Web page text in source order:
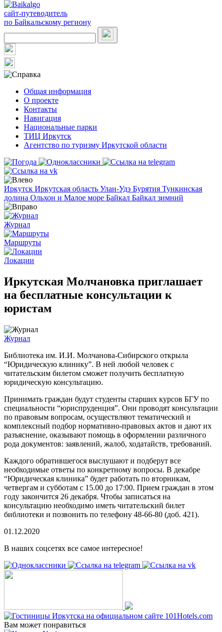
сайт-путеводитель
по Байкальскому региону
Общая информация
О проекте
Контакты
Навигация
Национальные парки
ТИЦ Иркутск
Агентство по туризму Иркутской области
Иркутск Иркутская область Улан-Удэ Бурятия Тункинская
долина Ольхон и Малое море Байкал Байкал зимний
Журнал
Маршруты
Локации
Иркутская Молчановка приглашает
на бесплатные консультации к
юристам
Журнал
Библиотека им. И.И. Молчанова-Сибирского открыла
“Юридическую клинику”. В ней любой человек с
читательским билетом сможет получить бесплатную
юридическую консультацию.
Принимать граждан будут студенты старших курсов БГУ по
специальности “юриспруденция”. Они проводят консультации
по правовым вопросам, осуществляют тематический и
комплексный подбор нормативно-правовых актов и дают их
разъяснение, оказывают помощь в оформлении различного
рода документов: заявлений, жалоб, ходатайств, требований.
Каждого обратившегося выслушают и подберут все
необходимые ответы по конкретному вопросы. В декабре
“Юридическая клиника” будет работать по вторникам,
четвергам и субботам с 15.00 до 17:00. Прием граждан в этом
году закончится 26 декабря. Чтобы записаться на
консультацию необходимо иметь читательский билет
библиотеки и позвонить по телефону 48-66-80 (доб. 421).
01.12.2020
В наших соцсетях все самое интересное!
Вам может понравиться